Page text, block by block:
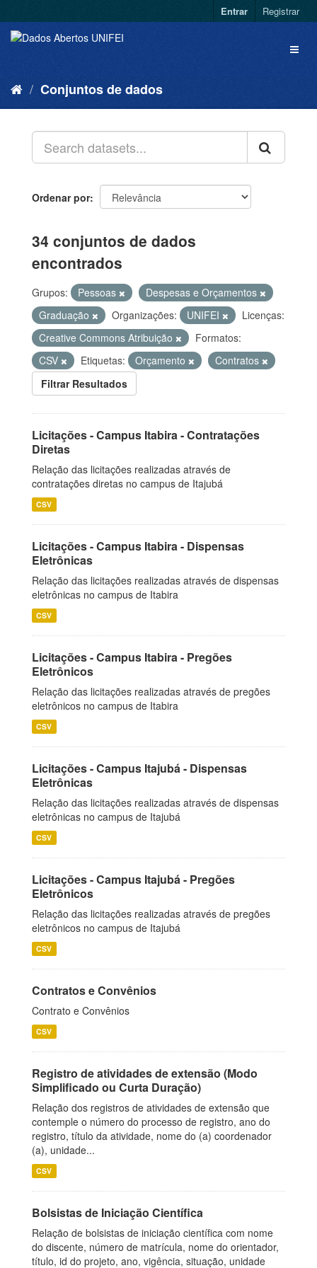
Entrar Registrar
Conjuntos de dados
Ordenar por
34 conjuntos de dados
encontrados
Grupos: Pessoas
Despesas e Orçamentos
Graduação
Organizações: UNIFEI
Licenças:
Creative Commons Atribuição
Formatos:
CSV
Etiquetas: Orçamento
Contratos
Filtrar Resultados
Licitações - Campus Itabira - Contratações
Diretas
Relação das licitações realizadas através de
contratações diretas no campus de Itajubá
CSV
Licitações - Campus Itabira - Dispensas
Eletrônicas
Relação das licitações realizadas através de dispensas
eletrônicas no campus de Itabira
CSV
Licitações - Campus Itabira - Pregões
Eletrônicos
Relação das licitações realizadas através de pregões
eletrônicos no campus de Itabira
CSV
Licitações - Campus Itajubá - Dispensas
Eletrônicas
Relação das licitações realizadas através de dispensas
eletrônicas no campus de Itajubá
CSV
Licitações - Campus Itajubá - Pregões
Eletrônicos
Relação das licitações realizadas através de pregões
eletrônicos no campus de Itajubá
CSV
Contratos e Convênios
Contrato e Convênios
CSV
Registro de atividades de extensão (Modo
Simplificado ou Curta Duração)
Relação dos registros de atividades de extensão que
contemple o número do processo de registro, ano do
registro, título da atividade, nome do (a) coordenador
(a), unidade...
CSV
Bolsistas de Iniciação Científica
Relação de bolsistas de iniciação científica com nome
do discente, número de matrícula, nome do orientador,
título, id do projeto, ano, vigência, situação, unidade